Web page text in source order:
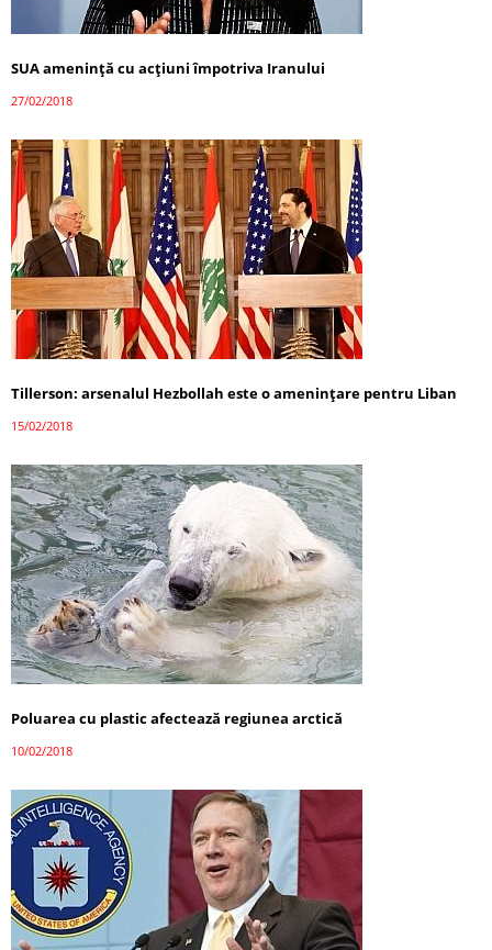
SUA amenință cu acțiuni împotriva Iranului
27/02/2018
Tillerson: arsenalul Hezbollah este o amenințare pentru Liban
15/02/2018
Poluarea cu plastic afectează regiunea arctică
10/02/2018